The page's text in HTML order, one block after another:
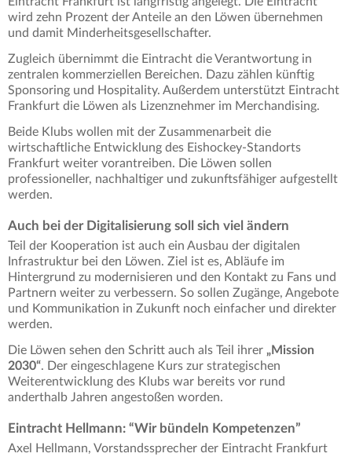
wird zehn Prozent der Anteile an den Löwen übernehmen
und damit Minderheitsgesellschafter.
Zugleich übernimmt die Eintracht die Verantwortung in
zentralen kommerziellen Bereichen. Dazu zählen künftig
Sponsoring und Hospitality. Außerdem unterstützt Eintracht
Frankfurt die Löwen als Lizenznehmer im Merchandising.
Beide Klubs wollen mit der Zusammenarbeit die
wirtschaftliche Entwicklung des Eishockey-Standorts
Frankfurt weiter vorantreiben. Die Löwen sollen
professioneller, nachhaltiger und zukunftsfähiger aufgestellt
werden.
Auch bei der Digitalisierung soll sich viel ändern
Teil der Kooperation ist auch ein Ausbau der digitalen
Infrastruktur bei den Löwen. Ziel ist es, Abläufe im
Hintergrund zu modernisieren und den Kontakt zu Fans und
Partnern weiter zu verbessern. So sollen Zugänge, Angebote
und Kommunikation in Zukunft noch einfacher und direkter
werden.
Die Löwen sehen den Schritt auch als Teil ihrer „Mission
2030“. Der eingeschlagene Kurs zur strategischen
Weiterentwicklung des Klubs war bereits vor rund
anderthalb Jahren angestoßen worden.
Eintracht Hellmann: “Wir bündeln Kompetenzen”
Axel Hellmann, Vorstandssprecher der Eintracht Frankfurt